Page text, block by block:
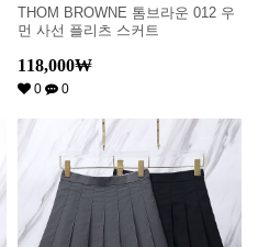
THOM BROWNE 톰브라운 012 우
먼 사선 플리츠 스커트
118,000₩
0 0